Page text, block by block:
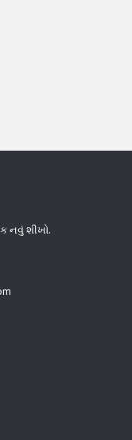
નવું શીખો.